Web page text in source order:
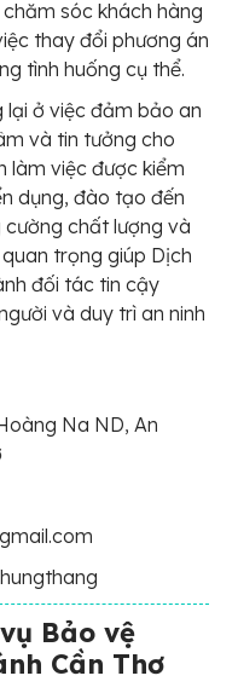
sóc khách hàng
thay đổi phương án
tình huống cụ thể.
lại ở việc đảm bảo an
và tin tưởng cho
làm việc được kiểm
dụng, đào tạo đến
cường chất lượng và
trọng giúp Dịch
đối tác tin cậy
và duy trì an ninh
Na ND, An
Bảo vệ
Cần Thơ